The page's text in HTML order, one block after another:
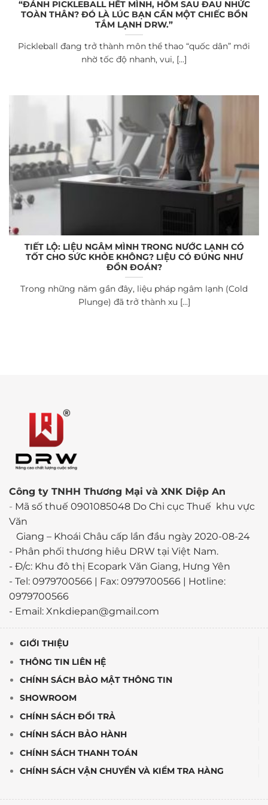
“ĐÁNH PICKLEBALL HẾT MÌNH, HÔM SAU ĐAU NHỨC
TOÀN THÂN? ĐÓ LÀ LÚC BẠN CẦN MỘT CHIẾC BỒN
TẮM LẠNH DRW.”
Pickleball đang trở thành môn thể thao “quốc dân” mới
nhờ tốc độ nhanh, vui, [...]
TIẾT LỘ: LIỆU NGÂM MÌNH TRONG NƯỚC LẠNH CÓ
TỐT CHO SỨC KHỎE KHÔNG? LIỆU CÓ ĐÚNG NHƯ
ĐỒN ĐOÁN?
Trong những năm gần đây, liệu pháp ngâm lạnh (Cold
Plunge) đã trở thành xu [...]
Công ty TNHH Thương Mại và XNK Diệp An
- Mã số thuế 0901085048 Do Chi cục Thuế khu vực
Văn
Giang – Khoái Châu cấp lần đầu ngày 2020-08-24
- Phân phối thương hiêu DRW tại Việt Nam.
- Đ/c: Khu đô thị Ecopark Văn Giang, Hưng Yên
- Tel: 0979700566 | Fax: 0979700566 | Hotline:
0979700566
- Email: Xnkdiepan@gmail.com
GIỚI THIỆU
THÔNG TIN LIÊN HỆ
CHÍNH SÁCH BẢO MẬT THÔNG TIN
SHOWROOM
CHÍNH SÁCH ĐỔI TRẢ
CHÍNH SÁCH BẢO HÀNH
CHÍNH SÁCH THANH TOÁN
CHÍNH SÁCH VẬN CHUYỂN VÀ KIỂM TRA HÀNG